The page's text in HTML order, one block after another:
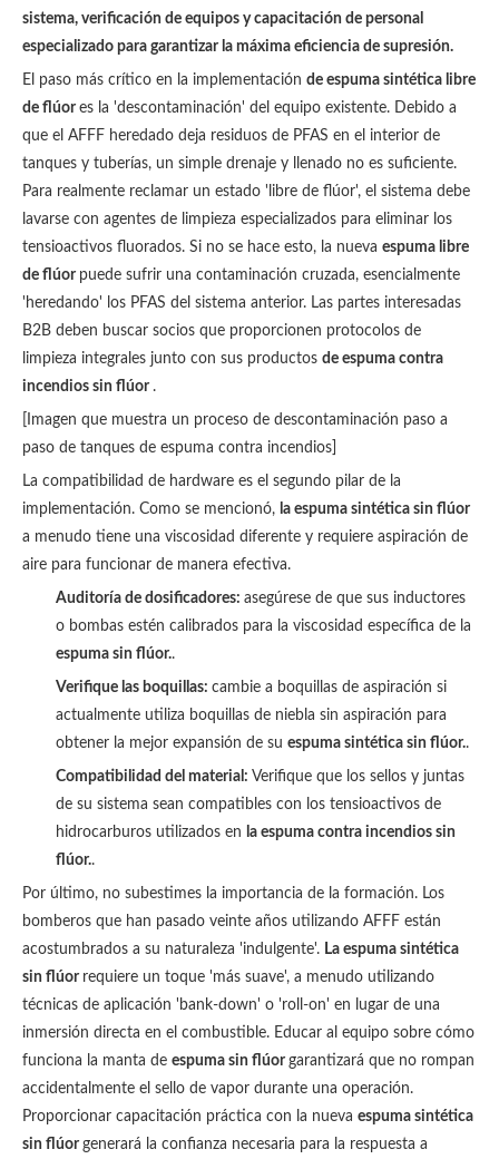
sistema, verificación de equipos y capacitación de personal
especializado para garantizar la máxima eficiencia de supresión.
El paso más crítico en la implementación de espuma sintética libre
de flúores la 'descontaminación' del equipo existente. Debido a
que el AFFF heredado deja residuos de PFAS en el interior de
tanques y tuberías, un simple drenaje y llenado no es suficiente.
Para realmente reclamar un estado 'libre de flúor', el sistema debe
lavarse con agentes de limpieza especializados para eliminar los
tensioactivos fluorados. Si no se hace esto, la nueva espuma libre
de flúor puede sufrir una contaminación cruzada, esencialmente
'heredando' los PFAS del sistema anterior. Las partes interesadas
B2B deben buscar socios que proporcionen protocolos de
limpieza integrales junto con sus productos de espuma contra
incendios sin flúor .
[Imagen que muestra un proceso de descontaminación paso a
paso de tanques de espuma contra incendios]
La compatibilidad de hardware es el segundo pilar de la
implementación. Como se mencionó, la espuma sintética sin flúor
a menudo tiene una viscosidad diferente y requiere aspiración de
aire para funcionar de manera efectiva.
Auditoría de dosificadores: asegúrese de que sus inductores
o bombas estén calibrados para la viscosidad específica de la
espuma sin flúor..
Verifique las boquillas: cambie a boquillas de aspiración si
actualmente utiliza boquillas de niebla sin aspiración para
obtener la mejor expansión de su espuma sintética sin flúor..
Compatibilidad del material: Verifique que los sellos y juntas
de su sistema sean compatibles con los tensioactivos de
hidrocarburos utilizados en la espuma contra incendios sin
flúor..
Por último, no subestimes la importancia de la formación. Los
bomberos que han pasado veinte años utilizando AFFF están
acostumbrados a su naturaleza 'indulgente'. La espuma sintética
sin flúor requiere un toque 'más suave', a menudo utilizando
técnicas de aplicación 'bank-down' o 'roll-on' en lugar de una
inmersión directa en el combustible. Educar al equipo sobre cómo
funciona la manta de espuma sin flúorgarantizará que no rompan
accidentalmente el sello de vapor durante una operación.
Proporcionar capacitación práctica con la nueva espuma sintética
sin flúorgenerará la confianza necesaria para la respuesta a